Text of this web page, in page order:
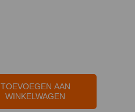
TOEVOEGEN AAN
WINKELWAGEN